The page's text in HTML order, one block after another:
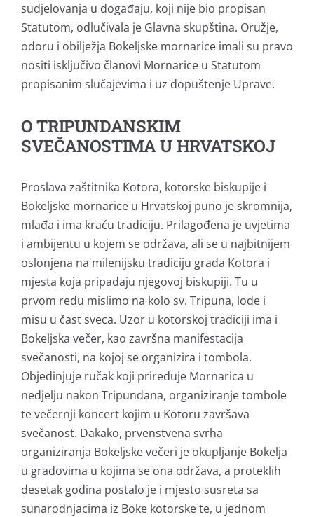
sudjelovanja u događaju, koji nije bio propisan
Statutom, odlučivala je Glavna skupština. Oružje,
odoru i obilježja Bokeljske mornarice imali su pravo
nositi isključivo članovi Mornarice u Statutom
propisanim slučajevima i uz dopuštenje Uprave.
O TRIPUNDANSKIM
SVEČANOSTIMA U HRVATSKOJ
Proslava zaštitnika Kotora, kotorske biskupije i
Bokeljske mornarice u Hrvatskoj puno je skromnija,
mlađa i ima kraću tradiciju. Prilagođena je uvjetima
i ambijentu u kojem se održava, ali se u najbitnijem
oslonjena na milenijsku tradiciju grada Kotora i
mjesta koja pripadaju njegovoj biskupiji. Tu u
prvom redu mislimo na kolo sv. Tripuna, lode i
misu u čast sveca. Uzor u kotorskoj tradiciji ima i
Bokeljska večer, kao završna manifestacija
svečanosti, na kojoj se organizira i tombola.
Objedinjuje ručak koji priređuje Mornarica u
nedjelju nakon Tripundana, organiziranje tombole
te večernji koncert kojim u Kotoru završava
svečanost. Dakako, prvenstvena svrha
organiziranja Bokeljske večeri je okupljanje Bokelja
u gradovima u kojima se ona održava, a proteklih
desetak godina postalo je i mjesto susreta sa
sunarodnjacima iz Boke kotorske te, u jednom